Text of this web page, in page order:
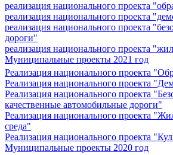
реализация национального проекта
реализация национального проекта
реализация национального проекта
дороги"
реализация национального проекта
Муниципальные проекты 2021 год
Реализация национального проекта
Реализация национального проекта
Реализация национального проекта
качественные автомобильные дороги"
Реализация национального проекта
среда"
Реализация национального проекта
Муниципальные проекты 2020 год